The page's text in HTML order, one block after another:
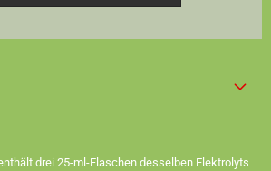
drei 25-ml-Flaschen desselben Elektrolyts